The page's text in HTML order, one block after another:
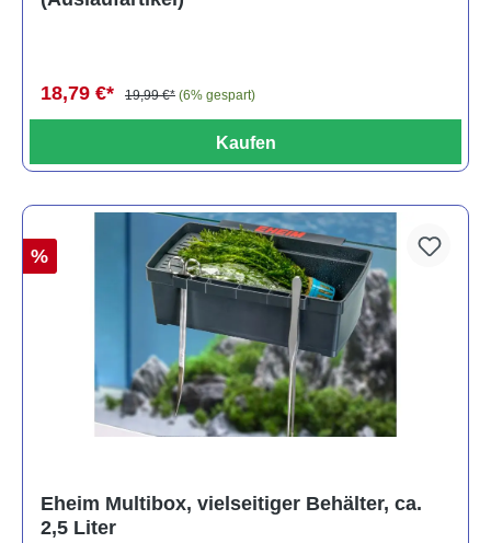
18,79 €* 19,99 €* (6% gespart)
Kaufen
%
Eheim Multibox, vielseitiger Behälter, ca.
2,5 Liter